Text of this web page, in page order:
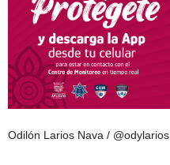
Odilón Larios Nava / @odylarios